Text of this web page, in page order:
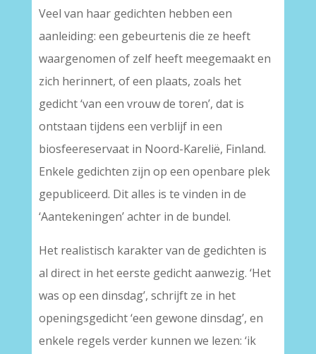
Veel van haar gedichten hebben een
aanleiding: een gebeurtenis die ze heeft
waargenomen of zelf heeft meegemaakt en
zich herinnert, of een plaats, zoals het
gedicht ‘van een vrouw de toren’, dat is
ontstaan tijdens een verblijf in een
biosfeereservaat in Noord-Karelië, Finland.
Enkele gedichten zijn op een openbare plek
gepubliceerd. Dit alles is te vinden in de
‘Aantekeningen’ achter in de bundel.
Het realistisch karakter van de gedichten is
al direct in het eerste gedicht aanwezig. ‘Het
was op een dinsdag’, schrijft ze in het
openingsgedicht ‘een gewone dinsdag’, en
enkele regels verder kunnen we lezen: ‘ik